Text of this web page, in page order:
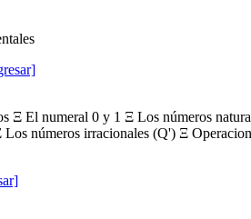
Ξ El numeral 0 y 1 Ξ Los números
números irracionales (Q') Ξ